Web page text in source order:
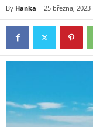
By Hanka - 25 března, 2023